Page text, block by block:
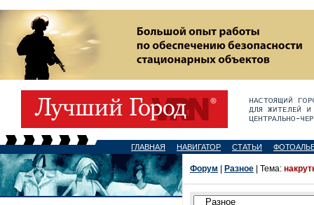
ГЛАВНАЯ НАВИГАТОР СТАТЬИ
Форум Разное | Тема: